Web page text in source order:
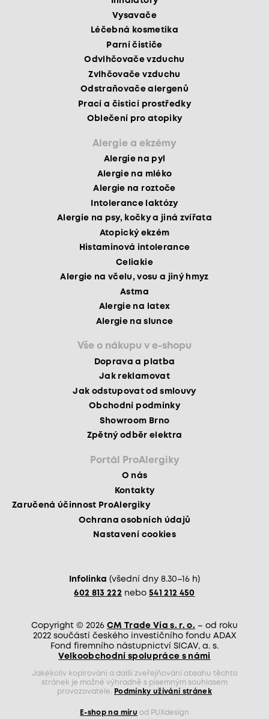
Vysavače
Léčebná kosmetika
Parní čističe
Odvlhčovače vzduchu
Zvlhčovače vzduchu
Odstraňovače alergenů
Prací a čisticí prostředky
Oblečení pro atopiky
Alergie a ekzémy
Alergie na pyl
Alergie na mléko
Alergie na roztoče
Intolerance laktózy
Alergie na psy, kočky a jiná zvířata
Atopický ekzém
Histaminová intolerance
Celiakie
Alergie na včelu, vosu a jiný hmyz
Astma
Alergie na latex
Alergie na slunce
Vše o nákupu v e-shopu
Doprava a platba
Jak reklamovat
Jak odstupovat od smlouvy
Obchodní podmínky
Showroom Brno
Zpětný odběr elektra
Portál ProAlergiky
O nás
Kontakty
Zaručená účinnost ProAlergiky
Ochrana osobních údajů
Nastavení cookies
Infolinka (všední dny 8.30–16 h)
602 813 222 nebo 541 212 450
Copyright © 2026 CM Trade Via s. r. o. – od roku
2022 součástí českého investičního fondu ADAX
Fond firemního nástupnictví SICAV, a. s.
Velkoobchodní spolupráce s námi
Jakékoliv kopírování a další zveřejňování obsahu těchto
stránek je možné výhradně s písemným souhlasem
provozovatele.
Podmínky užívání stránek
E-shop na míru od PUXdesign